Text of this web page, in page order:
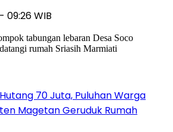
09:26 WIB
70 Juta, Puluhan Warga
Magetan Geruduk Rumah